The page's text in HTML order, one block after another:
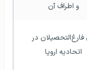
و اطراف آن
اتحادیه اروپا